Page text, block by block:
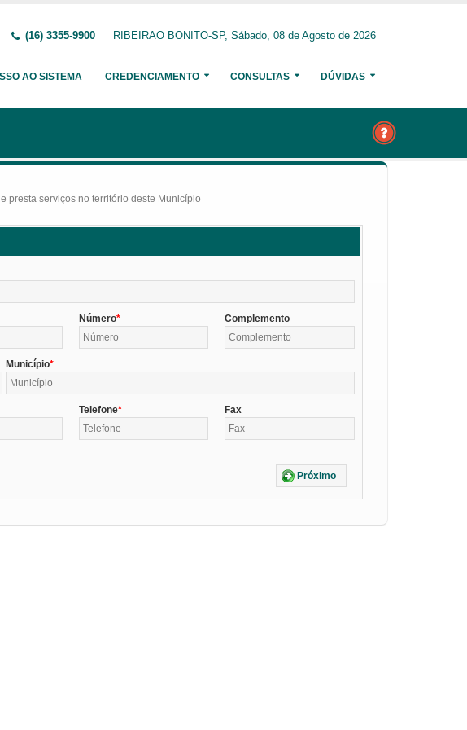
(16) 3355-9900 RIBEIRAO BONITO-SP, Sábado, 08 de Agosto de 2026
AO SISTEMA CREDENCIAMENTO CONSULTAS DÚVIDAS
presta serviços no território deste Município
Número Complemento
Município
Telefone Fax
Próximo